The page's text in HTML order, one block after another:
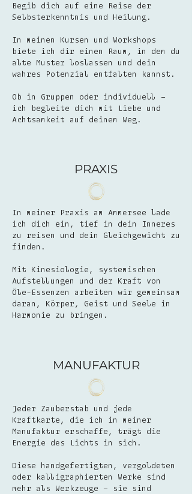
Begib dich auf eine Reise der
Selbsterkenntnis und Heilung.
In meinen Kursen und Workshops
biete ich dir einen Raum, in dem du
alte Muster loslassen und dein
wahres Potenzial entfalten kannst.
Ob in Gruppen oder individuell –
ich begleite dich mit Liebe und
Achtsamkeit auf deinem Weg.
PRAXIS
In meiner Praxis am Ammersee lade
ich dich ein, tief in dein Inneres
zu reisen und dein Gleichgewicht zu
finden.
Mit Kinesiologie, systemischen
Aufstellungen und der Kraft von
Öle-Essenzen arbeiten wir gemeinsam
daran, Körper, Geist und Seele in
Harmonie zu bringen.
MANUFAKTUR
Jeder Zauberstab und jede
Kraftkarte, die ich in meiner
Manufaktur erschaffe, trägt die
Energie des Lichts in sich.
Diese handgefertigten, vergoldeten
oder kalligraphierten Werke sind
mehr als Werkzeuge – sie sind